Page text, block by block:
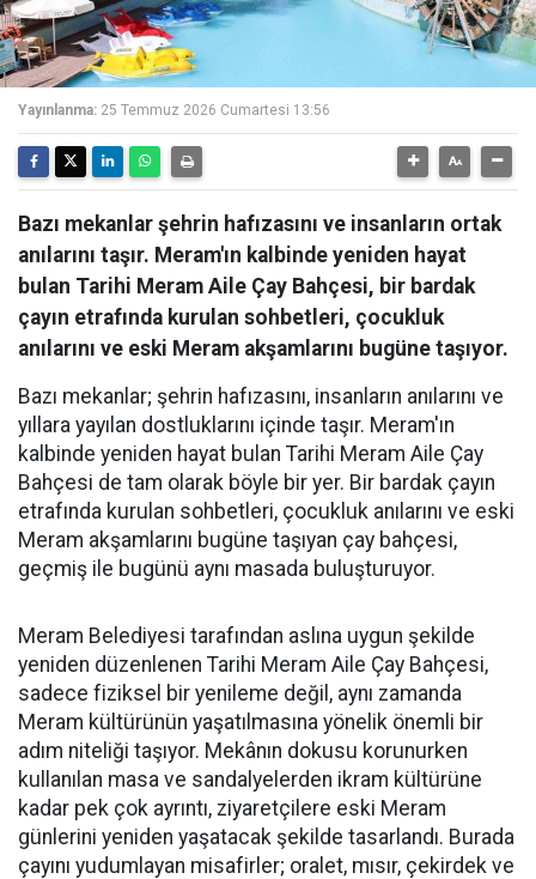
Yayınlanma: 25 Temmuz 2026 Cumartesi 13:56
Bazı mekanlar şehrin hafızasını ve insanların ortak
anılarını taşır. Meram'ın kalbinde yeniden hayat
bulan Tarihi Meram Aile Çay Bahçesi, bir bardak
çayın etrafında kurulan sohbetleri, çocukluk
anılarını ve eski Meram akşamlarını bugüne taşıyor.
Bazı mekanlar; şehrin hafızasını, insanların anılarını ve
yıllara yayılan dostluklarını içinde taşır. Meram'ın
kalbinde yeniden hayat bulan Tarihi Meram Aile Çay
Bahçesi de tam olarak böyle bir yer. Bir bardak çayın
etrafında kurulan sohbetleri, çocukluk anılarını ve eski
Meram akşamlarını bugüne taşıyan çay bahçesi,
geçmiş ile bugünü aynı masada buluşturuyor.
Meram Belediyesi tarafından aslına uygun şekilde
yeniden düzenlenen Tarihi Meram Aile Çay Bahçesi,
sadece fiziksel bir yenileme değil, aynı zamanda
Meram kültürünün yaşatılmasına yönelik önemli bir
adım niteliği taşıyor. Mekânın dokusu korunurken
kullanılan masa ve sandalyelerden ikram kültürüne
kadar pek çok ayrıntı, ziyaretçilere eski Meram
günlerini yeniden yaşatacak şekilde tasarlandı. Burada
çayını yudumlayan misafirler; oralet, mısır, çekirdek ve